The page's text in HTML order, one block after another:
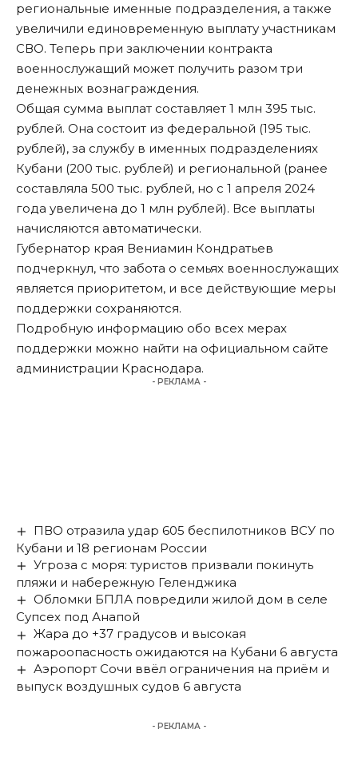
региональные именные подразделения, а также
увеличили единовременную выплату участникам
СВО. Теперь при заключении контракта
военнослужащий может получить разом три
денежных вознаграждения.
Общая сумма выплат составляет 1 млн 395 тыс.
рублей. Она состоит из федеральной (195 тыс.
рублей), за службу в именных подразделениях
Кубани (200 тыс. рублей) и региональной (ранее
составляла 500 тыс. рублей, но с 1 апреля 2024
года увеличена до 1 млн рублей). Все выплаты
начисляются автоматически.
Губернатор края Вениамин Кондратьев
подчеркнул, что забота о семьях военнослужащих
является приоритетом, и все действующие меры
поддержки сохраняются.
Подробную информацию обо всех мерах
поддержки можно найти на официальном сайте
администрации Краснодара.
- РЕКЛАМА -
ПВО отразила удар 605 беспилотников ВСУ по
Кубани и 18 регионам России
Угроза с моря: туристов призвали покинуть
пляжи и набережную Геленджика
Обломки БПЛА повредили жилой дом в селе
Супсех под Анапой
Жара до +37 градусов и высокая
пожароопасность ожидаются на Кубани 6 августа
Аэропорт Сочи ввёл ограничения на приём и
выпуск воздушных судов 6 августа
- РЕКЛАМА -